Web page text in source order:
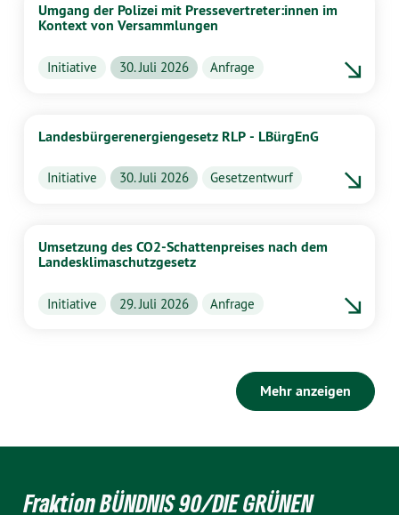
Umgang der Polizei mit Pressevertreter:innen im
Kontext von Versammlungen
Initiative 30. Juli 2026 Anfrage
Landesbürgerenergiengesetz RLP - LBürgEnG
Initiative 30. Juli 2026 Gesetzentwurf
Umsetzung des CO2-Schattenpreises nach dem
Landesklimaschutzgesetz
Initiative 29. Juli 2026 Anfrage
Mehr anzeigen
Fraktion BÜNDNIS 90/DIE GRÜNEN